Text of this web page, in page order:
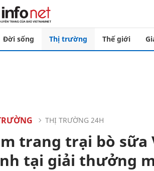
Đời sống Thị trường Thế giới
THỊ TRƯỜNG 24H
trang trại bò
tại giải thưởng